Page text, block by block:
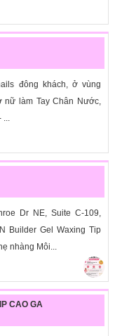
đông khách, ở vùng
nữ làm Tay Chân Nước,
...
Dr NE, Suite C-109,
Builder Gel Waxing Tip
nhàng Môi...
CAO GA